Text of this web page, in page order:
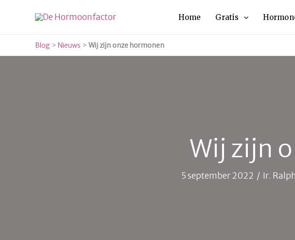
Home Gratis
Blog > Nieuws > Wij zijn onze hormonen
Wij zijn
5 september 2022 / Ir.